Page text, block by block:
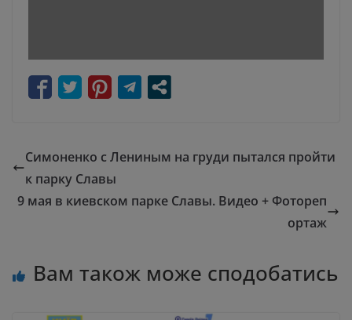
Симоненко с Лениным на груди пытался пройти
к парку Славы
9 мая в киевском парке Славы. Видео + Фотореп
ортаж
Вам також може сподобатись